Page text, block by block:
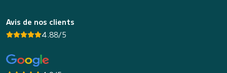
Avis de nos clients
4.88/5